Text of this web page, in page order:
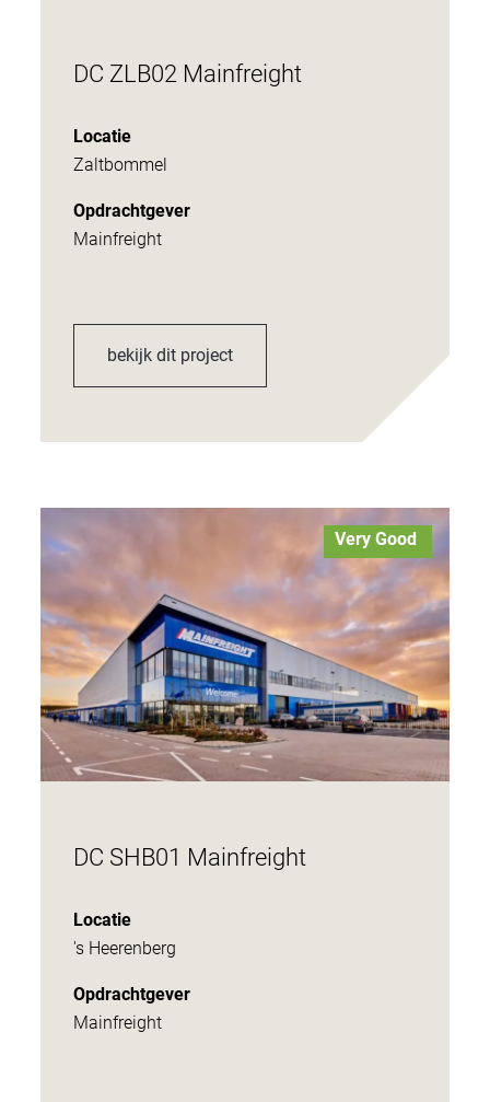
DC ZLB02 Mainfreight
Locatie
Zaltbommel
Opdrachtgever
Mainfreight
bekijk dit project
Very Good
DC SHB01 Mainfreight
Locatie
's Heerenberg
Opdrachtgever
Mainfreight